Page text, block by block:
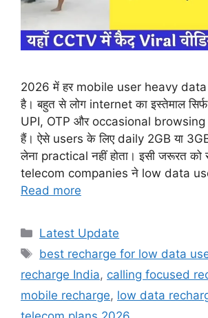
2026 में हर mobile user heavy data
है। बहुत से लोग internet का इस्तेमाल
UPI, OTP और occasional browsing
हैं। ऐसे users के लिए daily 2GB या
लेना practical नहीं होता। इसी जरूरत को
telecom companies ने low data
Read more
Categories
Latest Update
Tags
best recharge for low data
recharge India, calling focused
mobile recharge, low data